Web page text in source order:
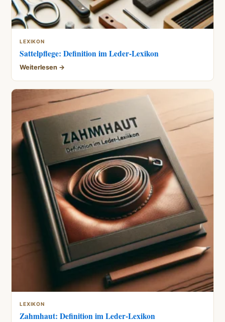
LEXIKON
Sattelpflege: Definition im Leder-Lexikon
Weiterlesen →
LEXIKON
Zahmhaut: Definition im Leder-Lexikon